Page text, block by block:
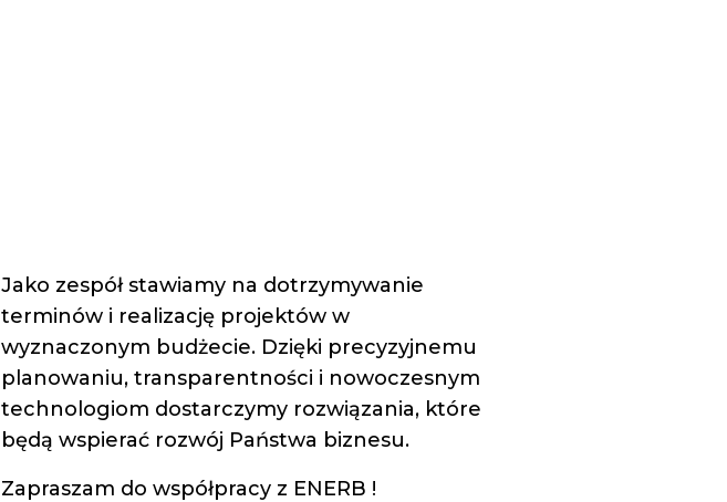
Jako zespół stawiamy na dotrzymywanie
terminów i realizację projektów w
wyznaczonym budżecie. Dzięki precyzyjnemu
planowaniu, transparentności i nowoczesnym
technologiom dostarczymy rozwiązania, które
będą wspierać rozwój Państwa biznesu.
Zapraszam do współpracy z ENERB !